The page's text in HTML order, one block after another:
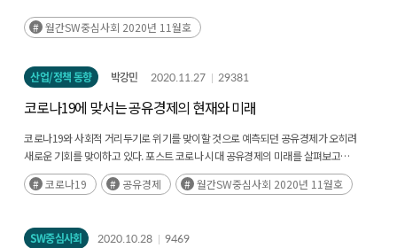
월간SW중심사회 2020년 11월호
산업/정책 동향 박강민 2020.11.27 29381
코로나19에 맞서는 공유경제의 현재와 미래
코로나19와 사회적 거리두기로 위기를 맞이할 것으로 예측되던 공유경제가 오히려
새로운 기회를 맞이하고 있다. 포스트 코로나 시대 공유경제의 미래를 살펴보고
공유경제가 나아가야 할 방향을 살펴본다.
코로나19 공유경제 월간SW중심사회 2020년 11월호
SW중심사회 2020.10.28 9469